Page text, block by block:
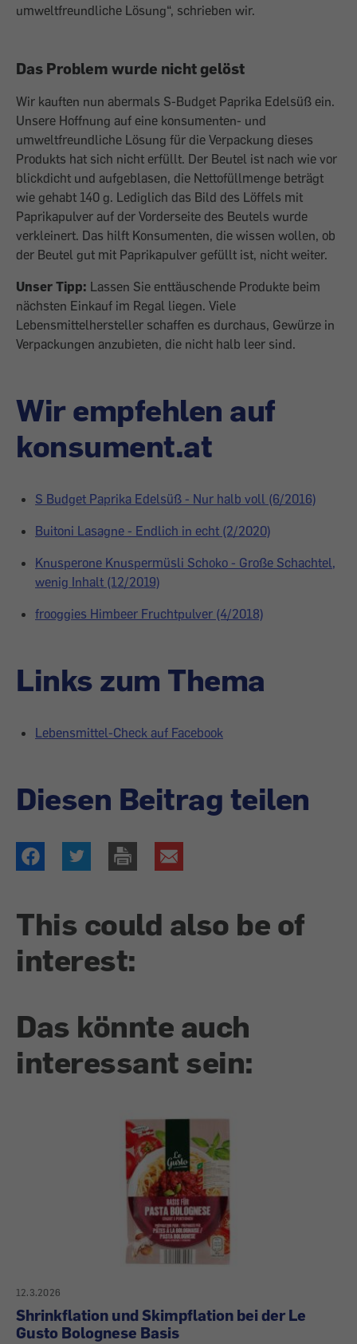
umweltfreundliche Lösung“, schrieben wir.
Das Problem wurde nicht gelöst
Wir kauften nun abermals S-Budget Paprika Edelsüß ein.
Unsere Hoffnung auf eine konsumenten- und
umweltfreundliche Lösung für die Verpackung dieses
Produkts hat sich nicht erfüllt. Der Beutel ist nach wie vor
blickdicht und aufgeblasen, die Nettofüllmenge beträgt
wie gehabt 140 g. Lediglich das Bild des Löffels mit
Paprikapulver auf der Vorderseite des Beutels wurde
verkleinert. Das hilft Konsumenten, die wissen wollen, ob
der Beutel gut mit Paprikapulver gefüllt ist, nicht weiter.
Unser Tipp: Lassen Sie enttäuschende Produkte beim
nächsten Einkauf im Regal liegen. Viele
Lebensmittelhersteller schaffen es durchaus, Gewürze in
Verpackungen anzubieten, die nicht halb leer sind.
Wir empfehlen auf
konsument.at
S Budget Paprika Edelsüß - Nur halb voll (6/2016)
Buitoni Lasagne - Endlich in echt (2/2020)
Knusperone Knuspermüsli Schoko - Große Schachtel,
wenig Inhalt (12/2019)
frooggies Himbeer Fruchtpulver (4/2018)
Links zum Thema
Lebensmittel-Check auf Facebook
Diesen Beitrag teilen
This could also be of
interest:
Das könnte auch
interessant sein:
12.3.2026
Shrinkflation und Skimpflation bei der Le
Gusto Bolognese Basis